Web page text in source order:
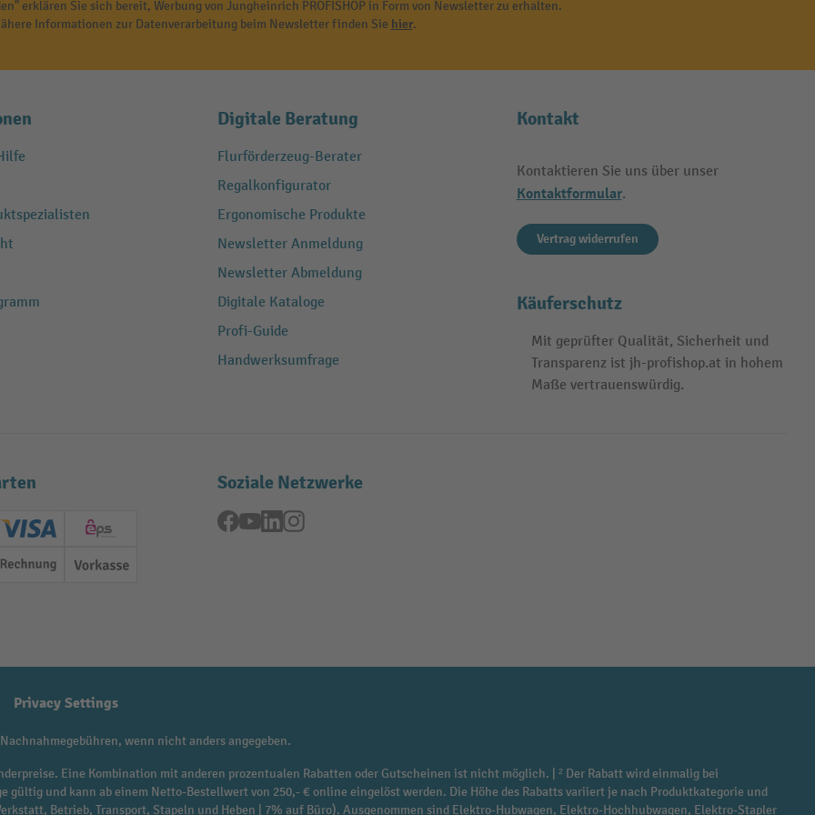
erklären Sie sich bereit, Werbung von Jungheinrich PROFISHOP in Form von Newsletter zu erhalten.
Informationen zur Datenverarbeitung beim Newsletter finden Sie hier.
Digitale Beratung
Flurförderzeug-Berater
Regalkonfigurator
Ergonomische Produkte
Newsletter Anmeldung
Newsletter Abmeldung
Digitale Kataloge
Profi-Guide
Handwerksumfrage
Kontakt
Kontaktieren Sie uns über unser
Kontaktformular.
Vertrag widerrufen
Käuferschutz
Mit geprüfter Qualität, Sicherheit und
Transparenz ist jh-profishop.at in hohem
Maße vertrauenswürdig.
(Master)
Creditcard (Visa)
EPS
Rechnung Vorkasse
Soziale Netzwerke
Facebook
YouTubeLinkedInInstagram
Privacy Settings
wenn nicht anders angegeben.
Eine Kombination mit anderen prozentualen Rabatten oder Gutscheinen ist nicht möglich. | ² Der Rabatt wird einmalig bei
und kann ab einem Netto-Bestellwert von 250,- € online eingelöst werden. Die Höhe des Rabatts variiert je nach Produktkategorie und
Betrieb, Transport, Stapeln und Heben | 7% auf Büro). Ausgenommen sind Elektro-Hubwagen, Elektro-Hochhubwagen, Elektro-Stapler